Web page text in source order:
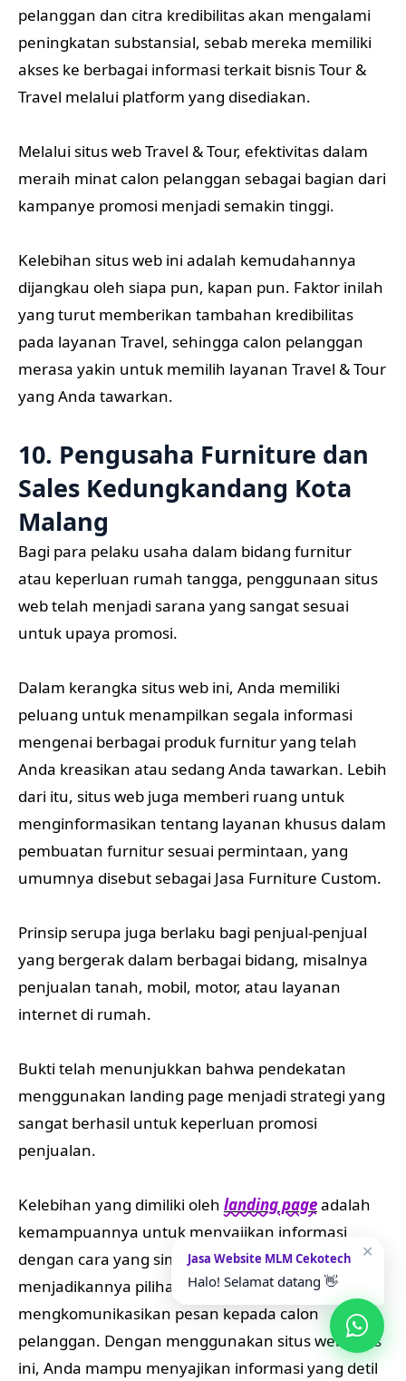
pelanggan dan citra kredibilitas akan mengalami
peningkatan substansial, sebab mereka memiliki
akses ke berbagai informasi terkait bisnis Tour &
Travel melalui platform yang disediakan.
Melalui situs web Travel & Tour, efektivitas dalam
meraih minat calon pelanggan sebagai bagian dari
kampanye promosi menjadi semakin tinggi.
Kelebihan situs web ini adalah kemudahannya
dijangkau oleh siapa pun, kapan pun. Faktor inilah
yang turut memberikan tambahan kredibilitas
pada layanan Travel, sehingga calon pelanggan
merasa yakin untuk memilih layanan Travel & Tour
yang Anda tawarkan.
10. Pengusaha Furniture dan
Sales Kedungkandang Kota
Malang
Bagi para pelaku usaha dalam bidang furnitur
atau keperluan rumah tangga, penggunaan situs
web telah menjadi sarana yang sangat sesuai
untuk upaya promosi.
Dalam kerangka situs web ini, Anda memiliki
peluang untuk menampilkan segala informasi
mengenai berbagai produk furnitur yang telah
Anda kreasikan atau sedang Anda tawarkan. Lebih
dari itu, situs web juga memberi ruang untuk
menginformasikan tentang layanan khusus dalam
pembuatan furnitur sesuai permintaan, yang
umumnya disebut sebagai Jasa Furniture Custom.
Prinsip serupa juga berlaku bagi penjual-penjual
yang bergerak dalam berbagai bidang, misalnya
penjualan tanah, mobil, motor, atau layanan
internet di rumah.
Bukti telah menunjukkan bahwa pendekatan
menggunakan landing page menjadi strategi yang
sangat berhasil untuk keperluan promosi
penjualan.
Kelebihan yang dimiliki oleh landing pageadalah
kemampuannya untuk menyajikan informasi
dengan cara yang simpel namun padat,
menjadikannya pilihan yang cerdas dalam
mengkomunikasikan pesan kepada calon
pelanggan. Dengan menggunakan situs web jenis
ini, Anda mampu menyajikan informasi yang detil
✕
Jasa Website MLM Cekotech
Halo! Selamat datang 👋